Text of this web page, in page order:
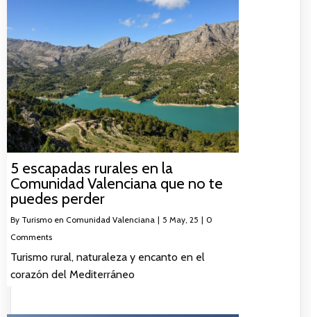
5 escapadas rurales en la
Comunidad Valenciana que no te
puedes perder
By Turismo en Comunidad Valenciana | 5 May, 25 | 0
Comments
Turismo rural, naturaleza y encanto en el
corazón del Mediterráneo